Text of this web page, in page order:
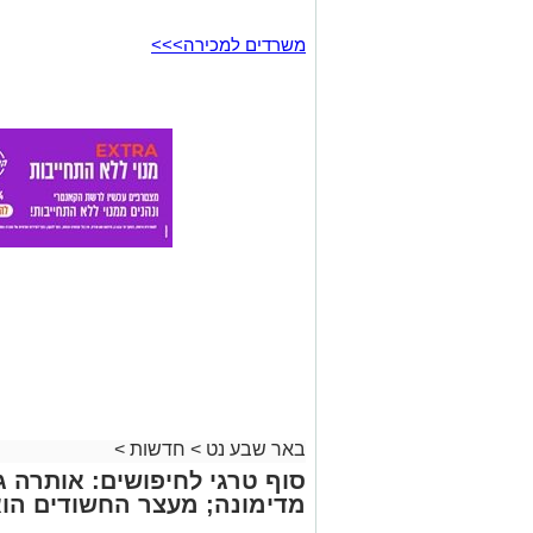
חדשות >
תגים:אלדר דיין